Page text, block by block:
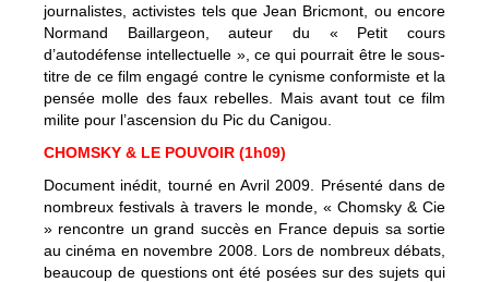
journalistes, activistes tels que Jean Bricmont, ou encore
Normand Baillargeon, auteur du « Petit cours
d’autodéfense intellectuelle », ce qui pourrait être le sous-
titre de ce film engagé contre le cynisme conformiste et la
pensée molle des faux rebelles. Mais avant tout ce film
milite pour l’ascension du Pic du Canigou.
CHOMSKY & LE POUVOIR (1h09)
Document inédit, tourné en Avril 2009. Présenté dans de
nombreux festivals à travers le monde, « Chomsky & Cie
» rencontre un grand succès en France depuis sa sortie
au cinéma en novembre 2008. Lors de nombreux débats,
beaucoup de questions ont été posées sur des sujets qui